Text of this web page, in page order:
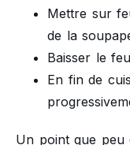
Mettre sur
de la
Baisser le
En fin de
Un point que peu